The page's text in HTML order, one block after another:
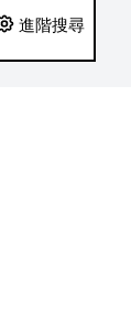
進階搜尋